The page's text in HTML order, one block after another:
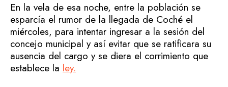
En la vela de esa noche, entre la población se
esparcía el rumor de la llegada de Coché el
miércoles, para intentar ingresar a la sesión del
concejo municipal y así evitar que se ratificara su
ausencia del cargo y se diera el corrimiento que
establece la ley.